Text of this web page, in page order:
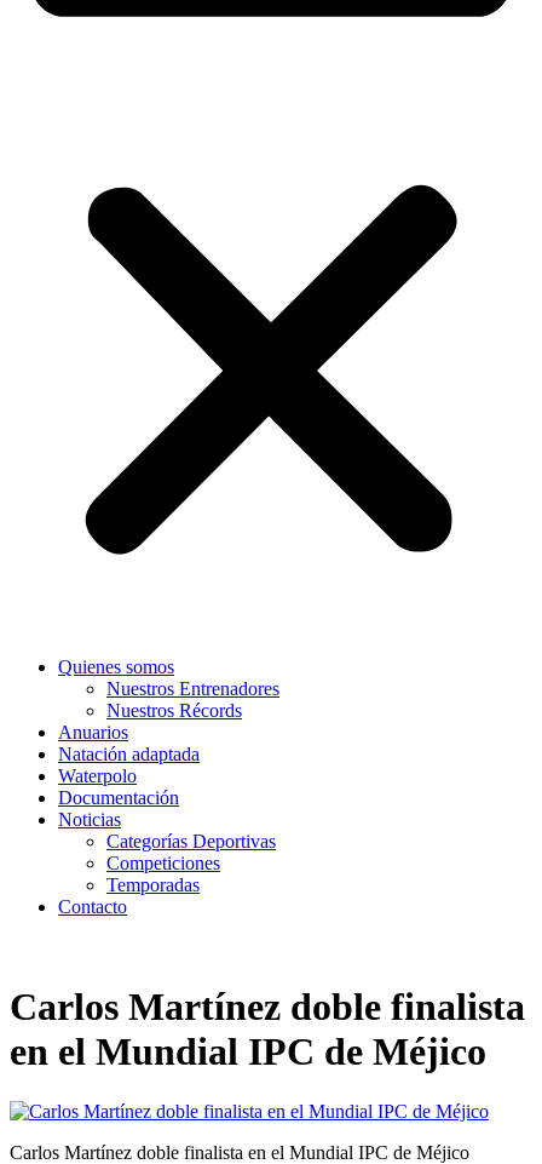
Quienes somos
Nuestros Entrenadores
Nuestros Récords
Anuarios
Natación adaptada
Waterpolo
Documentación
Noticias
Categorías Deportivas
Competiciones
Temporadas
Contacto
Carlos Martínez doble finalista
en el Mundial IPC de Méjico
Carlos Martínez doble finalista en el Mundial IPC de Méjico